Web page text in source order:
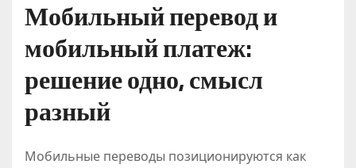
Мобильный перевод и
мобильный платеж:
решение одно, смысл
разный
Мобильные переводы позиционируются как